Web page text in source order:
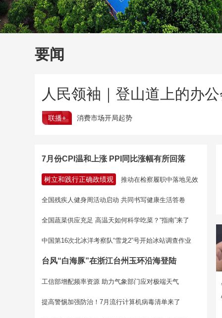
要闻
人民领袖｜登山道上的办
联播+ 消费市场开局起势
7月份CPI温和上涨 PPI同比涨幅有所回落
树立和践行正确政绩观 推动在检察履职中落地见效
全国残疾人健身周活动启动 共同书写健康生活答卷
全国蔬菜供应充足 高温天如何科学吃菜？“指南”来了
中国第16次北冰洋考察队“雪龙2”号开始冰站调查作业
台风“白海豚”在浙江台州玉环沿海登陆
工信部增配频率资源 助力气象部门应对极端天气
提高警惕加强防治！7月流行计算机病毒清单来了